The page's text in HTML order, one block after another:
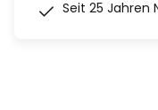
Seit 25 Jahren